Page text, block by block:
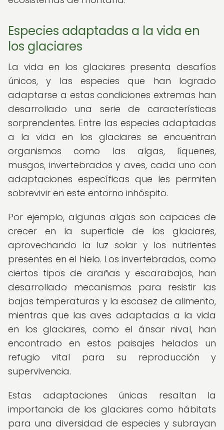
Especies adaptadas a la vida en
los glaciares
La vida en los glaciares presenta desafíos
únicos, y las especies que han logrado
adaptarse a estas condiciones extremas han
desarrollado una serie de características
sorprendentes. Entre las especies adaptadas
a la vida en los glaciares se encuentran
organismos como las algas, líquenes,
musgos, invertebrados y aves, cada uno con
adaptaciones específicas que les permiten
sobrevivir en este entorno inhóspito.
Por ejemplo, algunas algas son capaces de
crecer en la superficie de los glaciares,
aprovechando la luz solar y los nutrientes
presentes en el hielo. Los invertebrados, como
ciertos tipos de arañas y escarabajos, han
desarrollado mecanismos para resistir las
bajas temperaturas y la escasez de alimento,
mientras que las aves adaptadas a la vida
en los glaciares, como el ánsar nival, han
encontrado en estos paisajes helados un
refugio vital para su reproducción y
supervivencia.
Estas adaptaciones únicas resaltan la
importancia de los glaciares como hábitats
para una diversidad de especies y subrayan